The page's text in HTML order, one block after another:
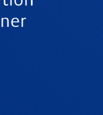
link